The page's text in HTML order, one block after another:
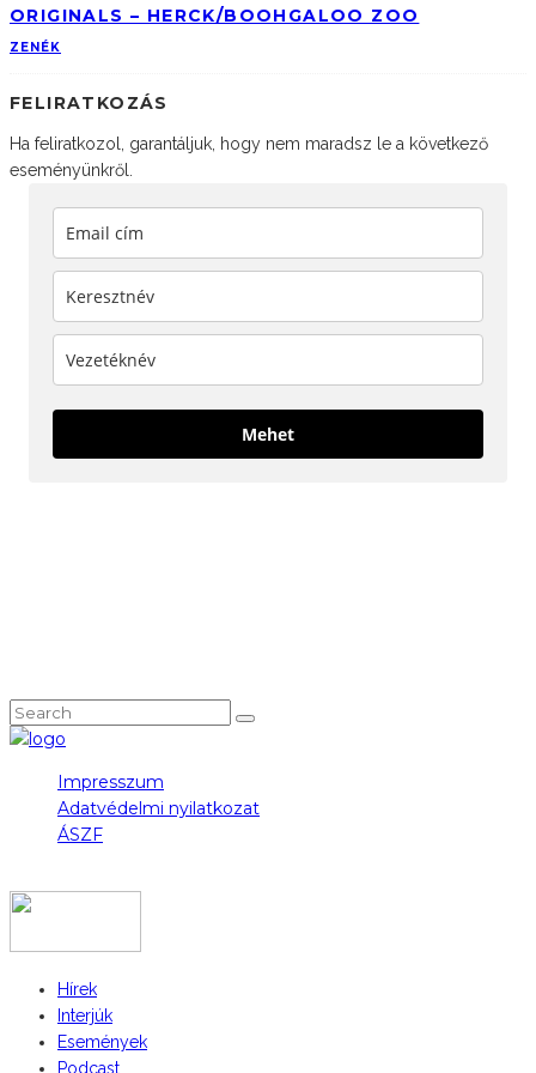
ORIGINALS – HERCK/BOOHGALOO ZOO
ZENÉK
FELIRATKOZÁS
Ha feliratkozol, garantáljuk, hogy nem maradsz le a következő
eseményünkről.
Mehet
Impresszum
Adatvédelmi nyilatkozat
ÁSZF
Hírek
Interjúk
Események
Podcast